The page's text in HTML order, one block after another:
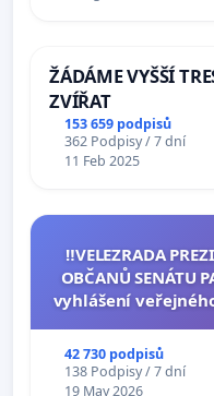
ŽÁDÁME VYŠŠÍ
ZVÍŘAT
153 659 podpisů
362 Podpisy / 7 dní
11 Feb 2025
‼️VELEZRADA
OBČANŮ SENÁTU
vyhlášení
na přijetí usnesení
žaloby na
42 730 podpisů
138 Podpisy / 7 dní
19 May 2026